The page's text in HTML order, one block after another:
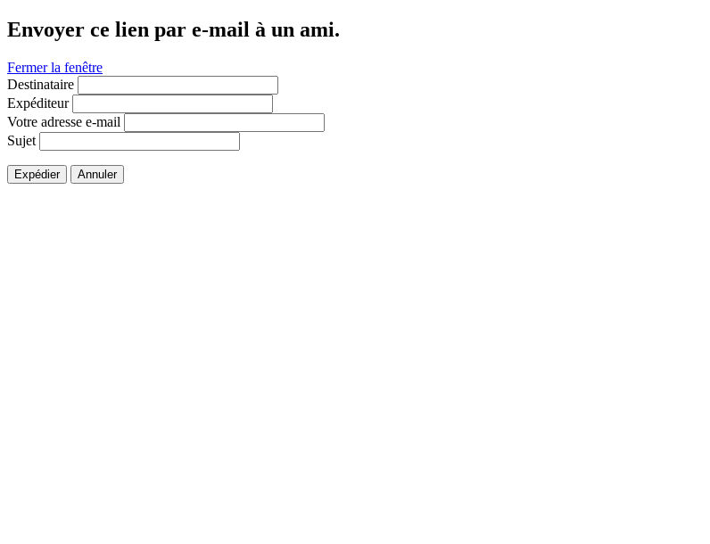
Envoyer ce lien par e-mail à un ami.
Fermer la fenêtre
Destinataire
Expéditeur
Votre adresse e-mail
Sujet
Expédier Annuler